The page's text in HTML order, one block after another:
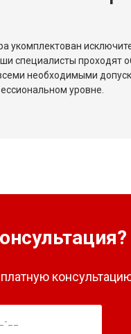
укомплектован
специалисты проходят
необходимыми
уровне.